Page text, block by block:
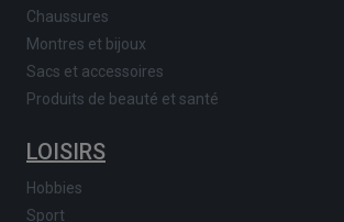
Chaussures
Montres et bijoux
Sacs et accessoires
Produits de beauté et santé
LOISIRS
Hobbies
Sport